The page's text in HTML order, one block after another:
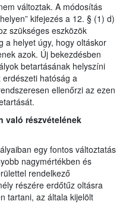
változtak. A módosítás
kifejezés a 12. § (1) d)
szükséges eszközök
a helyet úgy, hogy oltáskor
azok. Új bekezdésben
betartásának helyszíni
hatóság a
ellenőrzi az ezen
való részvételének
egy fontos változtatás
nagymértékben és
rendelkező
részére erdőtűz oltásra
tartani, az általa kijelölt